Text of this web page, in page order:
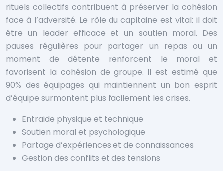
rituels collectifs contribuent à préserver la cohésion
face à l’adversité. Le rôle du capitaine est vital: il doit
être un leader efficace et un soutien moral. Des
pauses régulières pour partager un repas ou un
moment de détente renforcent le moral et
favorisent la cohésion de groupe. Il est estimé que
90% des équipages qui maintiennent un bon esprit
d’équipe surmontent plus facilement les crises.
Entraide physique et technique
Soutien moral et psychologique
Partage d’expériences et de connaissances
Gestion des conflits et des tensions